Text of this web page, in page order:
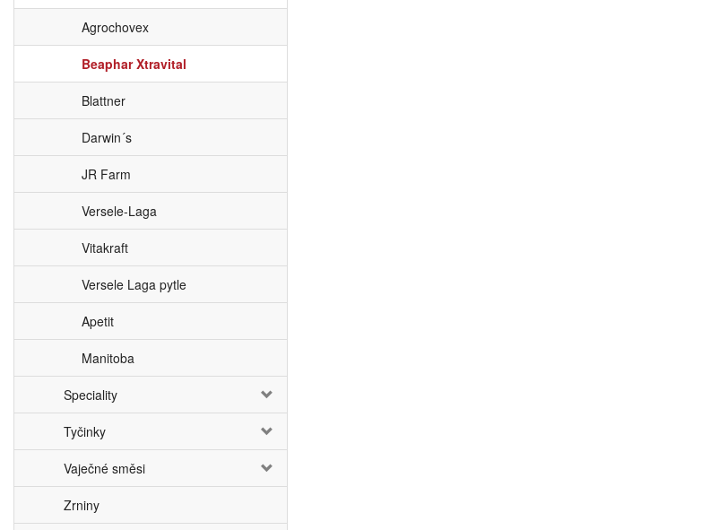
Agrochovex
Beaphar Xtravital
Blattner
Darwin´s
JR Farm
Versele-Laga
Vitakraft
Versele Laga pytle
Apetit
Manitoba
Speciality
Tyčinky
Vaječné směsi
Zrniny